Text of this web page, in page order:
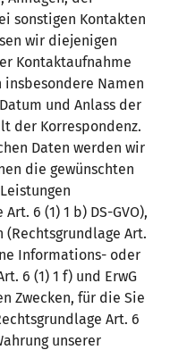
sonstigen Kontakten
wir diejenigen
Kontaktaufnahme
Namen
und Anlass der
der Korrespondenz.
Daten werden wir
die gewünschten
6 (1) 1 b) DS-GVO),
(Rechtsgrundlage Art.
Informations- oder
6 (1) 1 f) und ErwG
Zwecken, für die Sie
Art. 6
unserer